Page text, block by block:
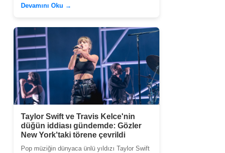
Devamını Oku →
Taylor Swift ve Travis Kelce'nin
düğün iddiası gündemde: Gözler
New York'taki törene çevrildi
Pop müziğin dünyaca ünlü yıldızı Taylor Swift